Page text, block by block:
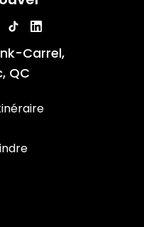
Carrel,
QC